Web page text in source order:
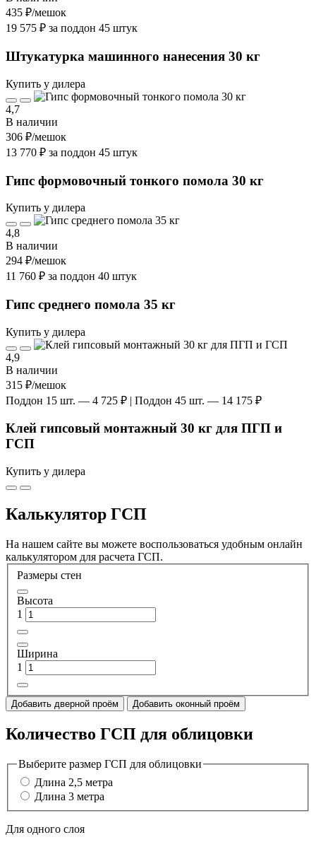
435 ₽/мешок
19 575 ₽ за поддон 45 штук
Штукатурка машинного нанесения 30 кг
Купить у дилера
4,7
В наличии
306 ₽/мешок
13 770 ₽ за поддон 45 штук
Гипс формовочный тонкого помола 30 кг
Купить у дилера
4,8
В наличии
294 ₽/мешок
11 760 ₽ за поддон 40 штук
Гипс среднего помола 35 кг
Купить у дилера
4,9
В наличии
315 ₽/мешок
Поддон 15 шт. — 4 725 ₽ | Поддон 45 шт. — 14 175 ₽
Клей гипсовый монтажный 30 кг для ПГП и
ГСП
Купить у дилера
Калькулятор ГСП
На нашем сайте вы можете воспользоваться удобным онлайн
калькулятором для расчета ГСП.
Размеры стен
Высота
1
Ширина
1
Добавить дверной проём Добавить оконный проём
Количество ГСП для облицовки
Выберите размер ГСП для облицовки
Длина 2,5 метра
Длина 3 метра
Для одного слоя